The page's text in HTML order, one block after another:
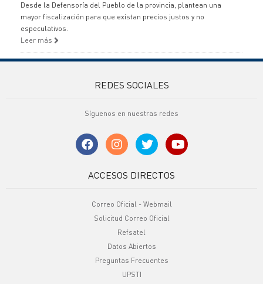
Desde la Defensoría del Pueblo de la provincia, plantean una
mayor fiscalización para que existan precios justos y no
especulativos.
Leer más
REDES SOCIALES
Síguenos en nuestras redes
ACCESOS DIRECTOS
Correo Oficial - Webmail
Solicitud Correo Oficial
Refsatel
Datos Abiertos
Preguntas Frecuentes
UPSTI